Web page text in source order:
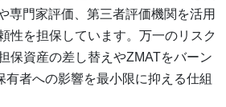
専門家評価、第三者評価機関を活用
性を担保しています。万一のリスク
保資産の差し替えやZMATをバーン
有者への影響を最小限に抑える仕組